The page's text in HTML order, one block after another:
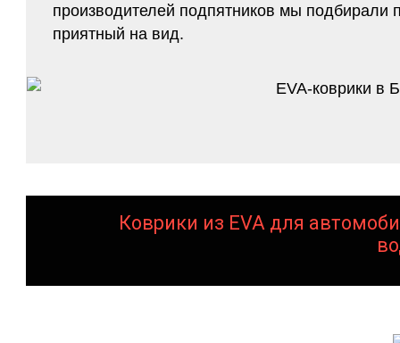
производителей подпятников мы подбирали
приятный на вид.
Коврики из EVA для